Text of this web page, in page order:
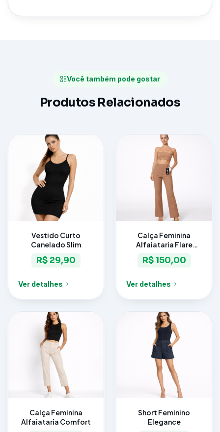
Você também pode gostar
Produtos Relacionados
Vestido Curto
Canelado Slim
R$ 29,90
Ver detalhes
Calça Feminina
Alfaiataria Flare
Elegance
R$ 150,00
Ver detalhes
Calça Feminina
Alfaiataria Comfort
Short Feminino
Elegance